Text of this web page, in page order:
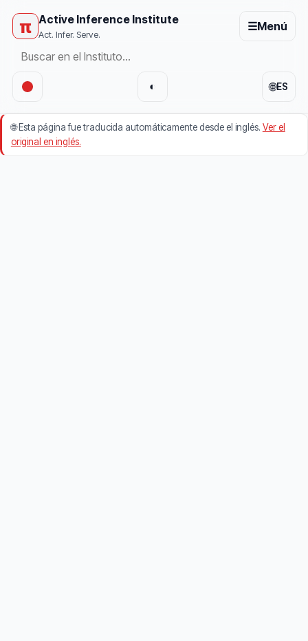
π Active Inference Institute
Act. Infer. Serve.
☰Menú
🌐ES
◐
🌐Esta página fue traducida automáticamente desde el inglés. Ver el
original en inglés.